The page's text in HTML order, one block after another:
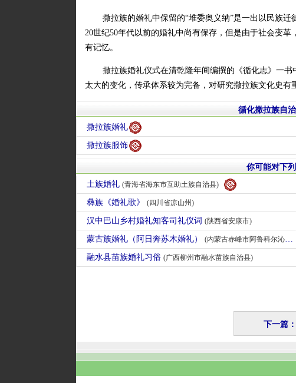
撒拉族的婚礼中保留的“堆委奥义纳”是一出以民族
20世纪50年代以前的婚礼中尚有保存，但是由于社会变
有记忆。
撒拉族婚礼仪式在清乾隆年间编撰的《循化志》一
太大的变化，传承体系较为完备，对研究撒拉族文化史有
循化撒拉族自
撒拉族婚礼
撒拉族服饰
你可能对下
土族婚礼 (青海省海东市互助土族自治县)
彝族《婚礼歌》 (四川省凉山州)
汉中巴山乡村婚礼知客司礼仪词 (陕西省安康市)
蒙古族婚礼（阿日奔苏木婚礼） (内蒙古赤峰市阿鲁科尔沁旗)
融水县苗族婚礼习俗 (广西柳州市融水苗族自治县)
下一篇